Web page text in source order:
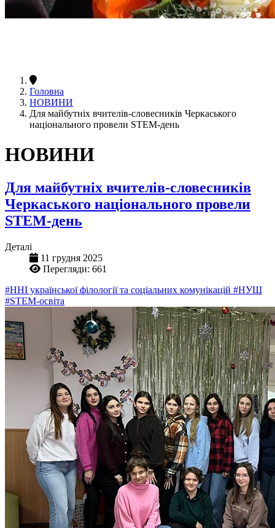
Головна
НОВИНИ
Для майбутніх вчителів-словесників Черкаського
національного провели STEM-день
НОВИНИ
Для майбутніх вчителів-словесників
Черкаського національного провели
STEM-день
Деталі
11 грудня 2025
Перегляди: 661
#ННІ української філології та соціальних комунікацій #НУШ
#STEM-освіта